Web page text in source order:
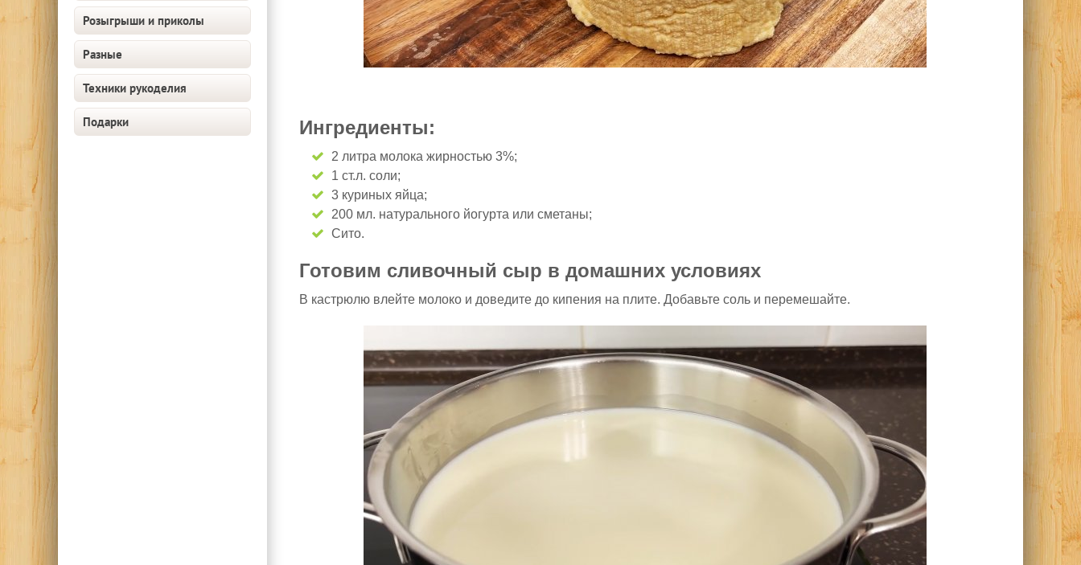
Розыгрыши и приколы
Разные
Техники рукоделия
Подарки Ингредиенты:
2 литра молока жирностью 3%;
1 ст.л. соли;
3 куриных яйца;
200 мл. натурального йогурта или сметаны;
Сито.
Готовим сливочный сыр в домашних условиях
В кастрюлю влейте молоко и доведите до кипения на плите. Добавьте соль и перемешайте.